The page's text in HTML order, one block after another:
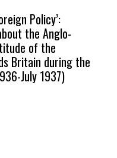
Policy’:
the Anglo-
of the
Britain during the
July 1937)